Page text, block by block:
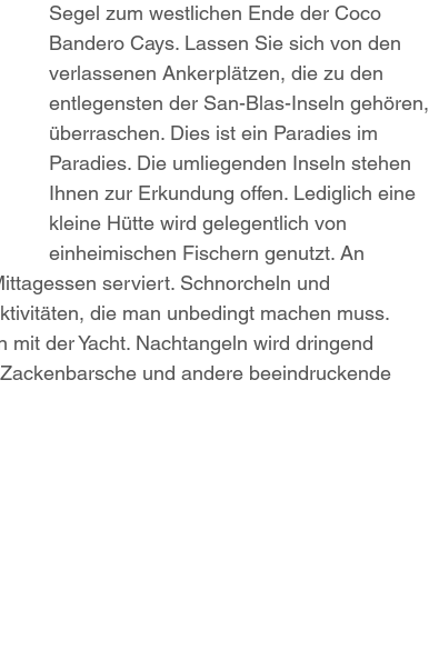
Segel zum westlichen Ende der Coco
Bandero Cays. Lassen Sie sich von den
verlassenen Ankerplätzen, die zu den
entlegensten der San-Blas-Inseln gehören,
überraschen. Dies ist ein Paradies im
Paradies. Die umliegenden Inseln stehen
Ihnen zur Erkundung offen. Lediglich eine
kleine Hütte wird gelegentlich von
einheimischen Fischern genutzt. An
serviert. Schnorcheln und
die man unbedingt machen muss.
der Yacht. Nachtangeln wird dringend
und andere beeindruckende